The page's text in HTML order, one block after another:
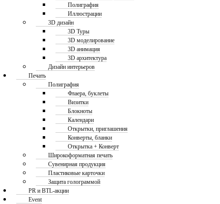
Полиграфия
Иллюстрации
3D дизайн
3D Туры
3D моделирование
3D анимация
3D архитектура
Дизайн интерьеров
Печать
Полиграфия
Флаера, буклеты
Визитки
Блокноты
Календари
Открытки, приглашения
Конверты, бланки
Открытка + Конверт
Широкоформатная печать
Сувенирная продукция
Пластиковые карточки
Защита голограммой
PR и BTL-акции
Event